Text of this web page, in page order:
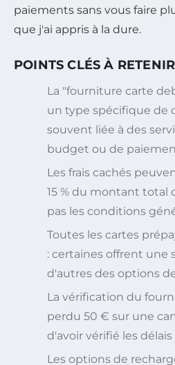
paiements sans vous faire
que j'ai appris à la dure.
POINTS CLÉS À RETENIR
La "fourniture carte
un type spécifique de
souvent liée à des
budget ou de
Les frais cachés
15 % du montant total
pas les conditions
Toutes les cartes
: certaines offrent une
d'autres des options
La vérification du
perdu 50 € sur une
d'avoir vérifié les délais
Les options de